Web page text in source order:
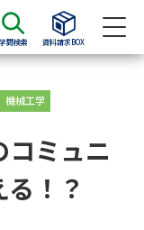
学問検索 資料請求BOX
資料検索
機械工学
コミュニ
！？